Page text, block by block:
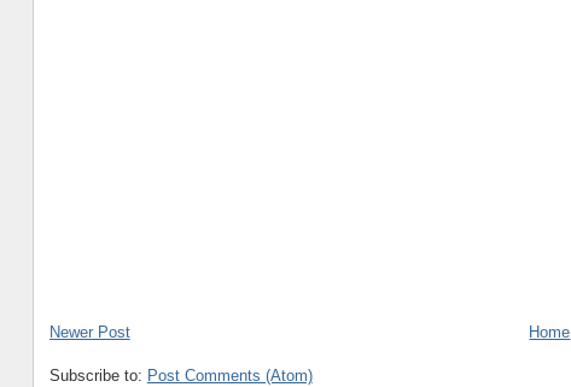
Newer Post Home
Subscribe to: Post Comments (Atom)